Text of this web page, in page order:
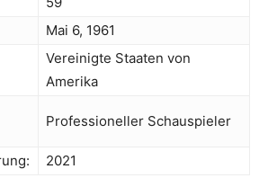
Mai 6, 1961
Vereinigte Staaten von
Amerika
Professioneller Schauspieler
2021